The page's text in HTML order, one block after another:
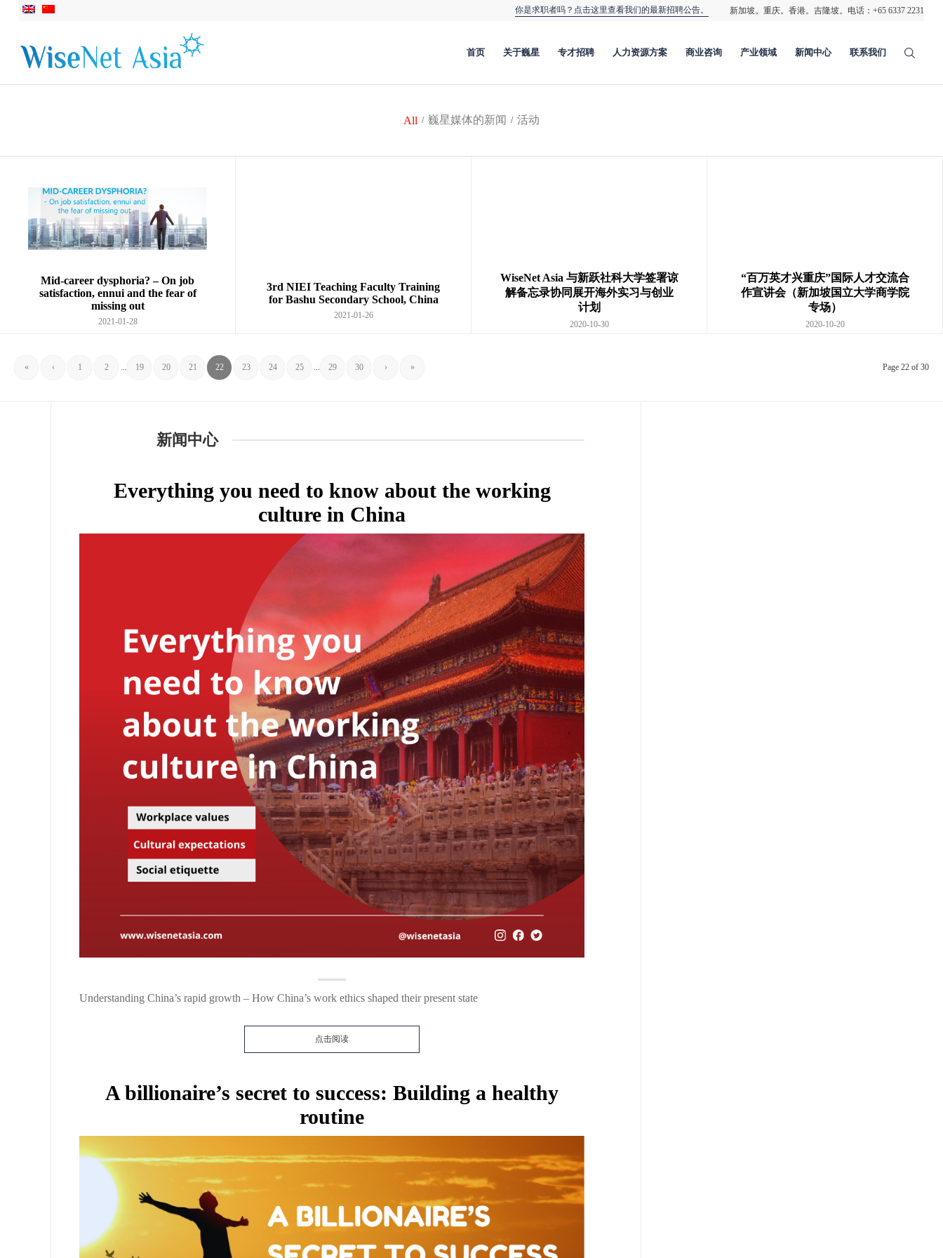
你是求职者吗？点击这里查看我们的最新招聘公告。 新加坡。重庆。香港。吉隆坡。电话：+65 6337 2231
首页 关于巍星 专才招聘 人力资源方案 商业咨询 产业领域 新闻中心 联系我们
All / 巍星媒体的新闻 / 活动
Mid-career dysphoria? – On job
satisfaction, ennui and the fear of
missing out
2021-01-28
3rd NIEI Teaching Faculty Training
for Bashu Secondary School, China
2021-01-26
WiseNet Asia 与新跃社科大学签署谅
解备忘录协同展开海外实习与创业
计划
2020-10-30
“百万英才兴重庆”国际人才交流合
作宣讲会（新加坡国立大学商学院
专场）
2020-10-20
« ‹ 1 2 ... 19 20 21 22 23 24 25 ... 29 30 › » Page 22 of 30
新闻中心
Everything you need to know about the working
culture in China
Understanding China’s rapid growth – How China’s work ethics shaped their present state
点击阅读
A billionaire’s secret to success: Building a healthy
routine